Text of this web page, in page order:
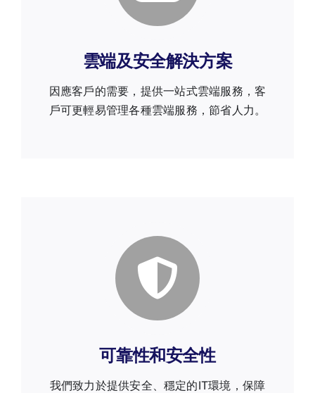
雲端及安全解決方案
因應客戶的需要，提供一站式雲端服務，客
戶可更輕易管理各種雲端服務，節省人力。
可靠性和安全性
我們致力於提供安全、穩定的IT環境，保障